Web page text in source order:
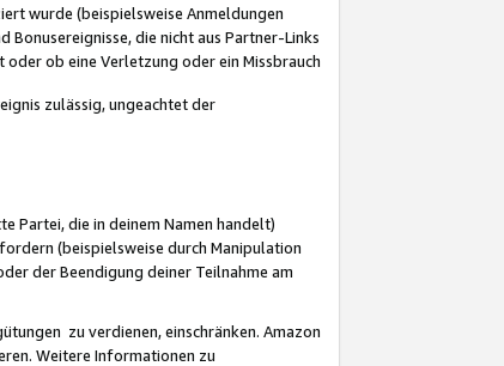
wurde (beispielsweise Anmeldungen
die nicht aus Partner-Links
ob eine Verletzung oder ein Missbrauch
zulässig, ungeachtet der
Partei, die in deinem Namen handelt)
(beispielsweise durch Manipulation
der Beendigung deiner Teilnahme am
zu verdienen, einschränken. Amazon
Weitere Informationen zu